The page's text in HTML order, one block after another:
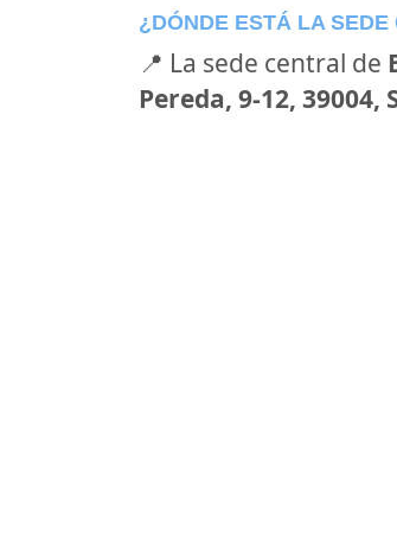
¿DÓNDE ESTÁ LA
📍 La sede central de
Pereda, 9-12, 39004,